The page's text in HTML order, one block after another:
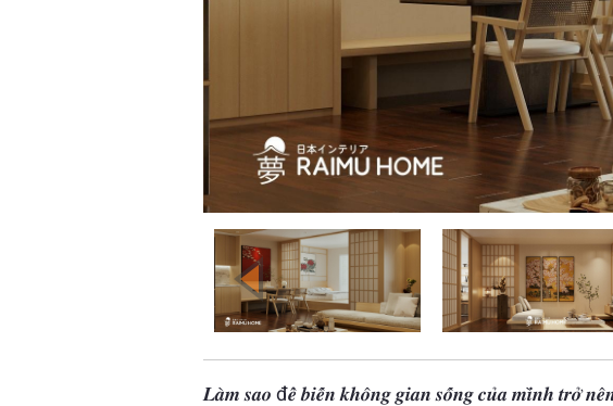
𝑳𝒂̀𝒎 𝒔𝒂𝒐 đ𝒆̂̉ 𝒃𝒊𝒆̂́𝒏 𝒌𝒉𝒐̂𝒏𝒈 𝒈𝒊𝒂𝒏 𝒔𝒐̂́𝒏𝒈 𝒄𝒖̉𝒂 𝒎𝒊̀𝒏𝒉 𝒕𝒓𝒐̛̉